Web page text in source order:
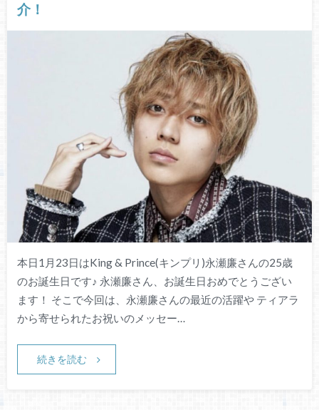
介！
本日1月23日はKing & Prince(キンプリ)永瀬廉さんの25歳
のお誕生日です♪ 永瀬廉さん、お誕生日おめでとうござい
ます！ そこで今回は、永瀬廉さんの最近の活躍や ティアラ
から寄せられたお祝いのメッセー…
続きを読む